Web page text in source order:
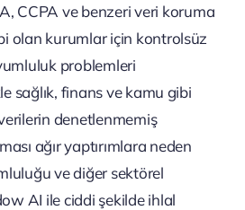
CCPA ve benzeri veri koruma
olan kurumlar için kontrolsüz
problemleri
sağlık, finans ve kamu gibi
denetlenmemiş
ağır yaptırımlara neden
ve diğer sektörel
AI ile ciddi şekilde ihlal